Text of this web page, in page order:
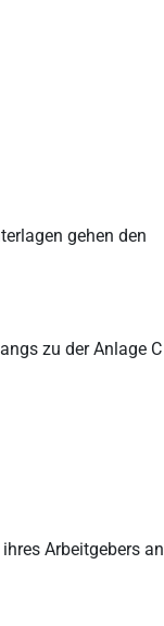
gehen den
zu der Anlage C
Arbeitgebers an